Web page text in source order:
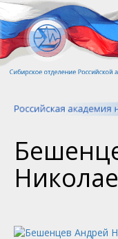
Перейти
к
основному
содержанию